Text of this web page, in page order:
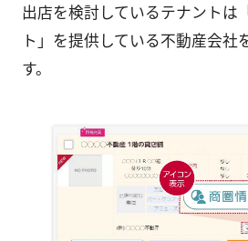
出店を検討しているテナントは
ト」を提供している不動産会社
す。